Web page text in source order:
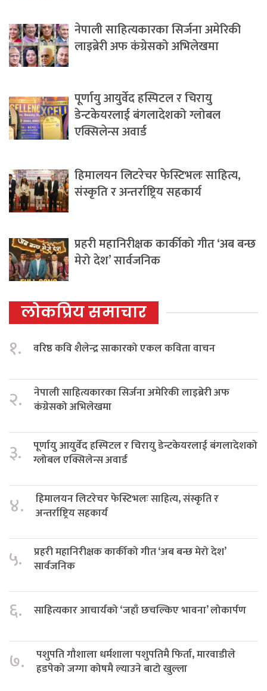
नेपाली साहित्यकारका सिर्जना अमेरिकी
लाइब्रेरी अफ कंग्रेसको अभिलेखमा
पूर्णायु आयुर्वेद हस्पिटल र चिरायु
डेन्टकेयरलाई बंगलादेशको ग्लोबल
एक्सिलेन्स अवार्ड
हिमालयन लिटरेचर फेस्टिभलः साहित्य,
संस्कृति र अन्तर्राष्ट्रिय सहकार्य
प्रहरी महानिरीक्षक कार्कीको गीत ‘अब बन्छ
मेरो देश’ सार्वजनिक
लोकप्रिय समाचार
१. वरिष्ठ कवि शैलेन्द्र साकारको एकल कविता वाचन
२.
नेपाली साहित्यकारका सिर्जना अमेरिकी लाइब्रेरी अफ
कंग्रेसको अभिलेखमा
३.
पूर्णायु आयुर्वेद हस्पिटल र चिरायु डेन्टकेयरलाई बंगलादेशको
ग्लोबल एक्सिलेन्स अवार्ड
४.
हिमालयन लिटरेचर फेस्टिभलः साहित्य, संस्कृति र
अन्तर्राष्ट्रिय सहकार्य
५.
प्रहरी महानिरीक्षक कार्कीको गीत ‘अब बन्छ मेरो देश’
सार्वजनिक
६. साहित्यकार आचार्यको ‘जहाँ छचल्किए भावना’ लोकार्पण
७.
पशुपति गौशाला धर्मशाला पशुपतिमै फिर्ता, मारवाडीले
हडपेको जग्गा कोषमै ल्याउने बाटो खुल्ला